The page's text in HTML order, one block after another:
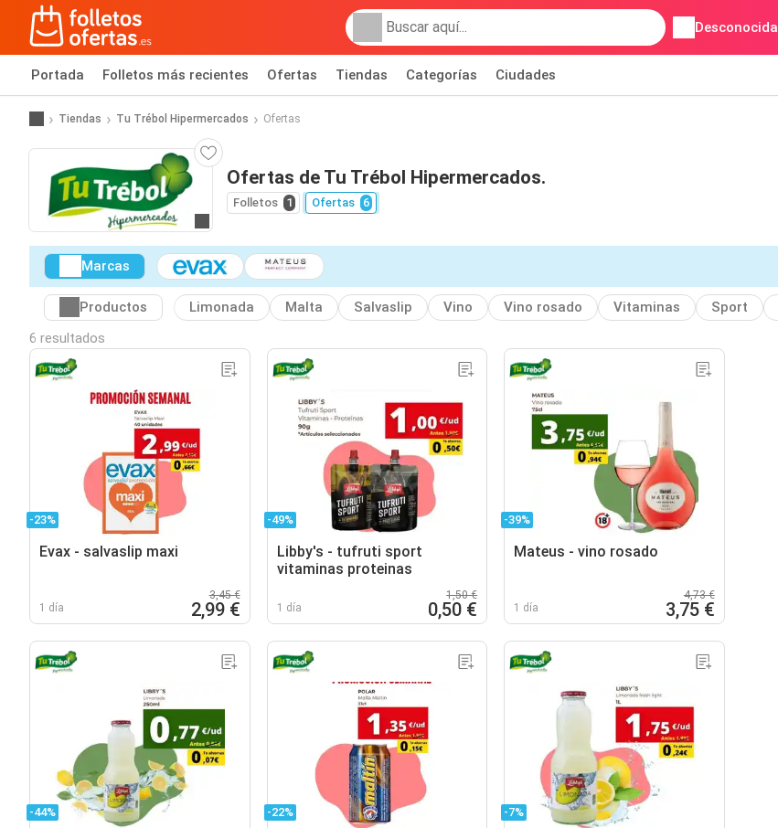
Desconocida
Portada Folletos más recientes Ofertas Tiendas Categorías Ciudades
Tiendas Tu Trébol Hipermercados Ofertas
Ofertas de Tu Trébol Hipermercados.
Folletos 1 Ofertas 6
Marcas
Productos Limonada Malta Salvaslip Vino Vino rosado Vitaminas Sport
6 resultados
-23%
Evax - salvaslip maxi
1 día
3,45 €
2,99 €
-49%
Libby's - tufruti sport
vitaminas proteinas
1 día
1,50 €
0,50 €
-39%
Mateus - vino rosado
1 día
4,73 €
3,75 €
-44% -22% -7%